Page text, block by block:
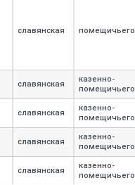
славянская помещичьего
славянская
казенно-
помещичьего
славянская
казенно-
помещичьего
славянская
казенно-
помещичьего
славянская
казенно-
помещичьего